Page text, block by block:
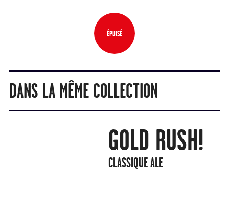
ÉPUISÉ
DANS LA MÊME COLLECTION
GOLD RUSH!
CLASSIQUE ALE